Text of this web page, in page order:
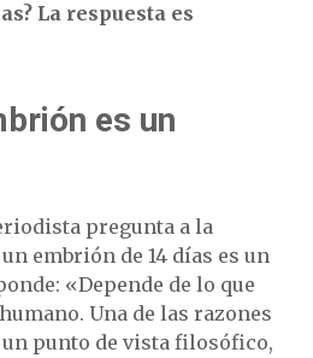
La respuesta es
es un
pregunta a la
embrión de 14 días es un
«Depende de lo que
Una de las razones
punto de vista filosófico,